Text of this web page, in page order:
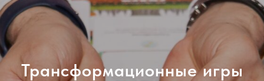
Трансформационные игры